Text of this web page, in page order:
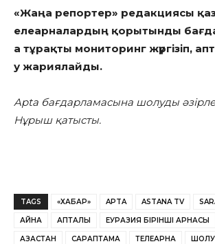
«Жаңа репортер» редакциясы
елеарналардың қорытынды
а тұрақты мониторинг жүргізіп,
у жариялайды.
Apta бағдарламасына шолуды
Нұрыш қатысты.
TAGS «ХАБАР» APTA ASTANA TV
АЙНА АПТАЛЫҚ ЕУРАЗИЯ БІРІНШІ АРНАСЫ
ҚАЗАҚСТАН САРАПТАМА ТЕЛЕАРНА ШОЛУ